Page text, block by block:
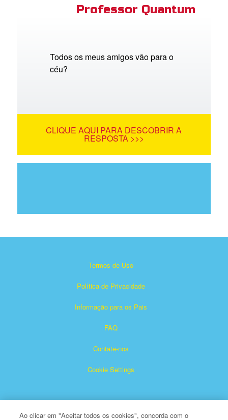
Professor Quantum
Todos os meus amigos vão para o
céu?
CLIQUE AQUI PARA DESCOBRIR A
RESPOSTA >>>
Termos de Uso
Política de Privacidade
Informação para os Pais
FAQ
Contate-nos
Cookie Settings
Ao clicar em "Aceitar todos os cookies", concorda com o